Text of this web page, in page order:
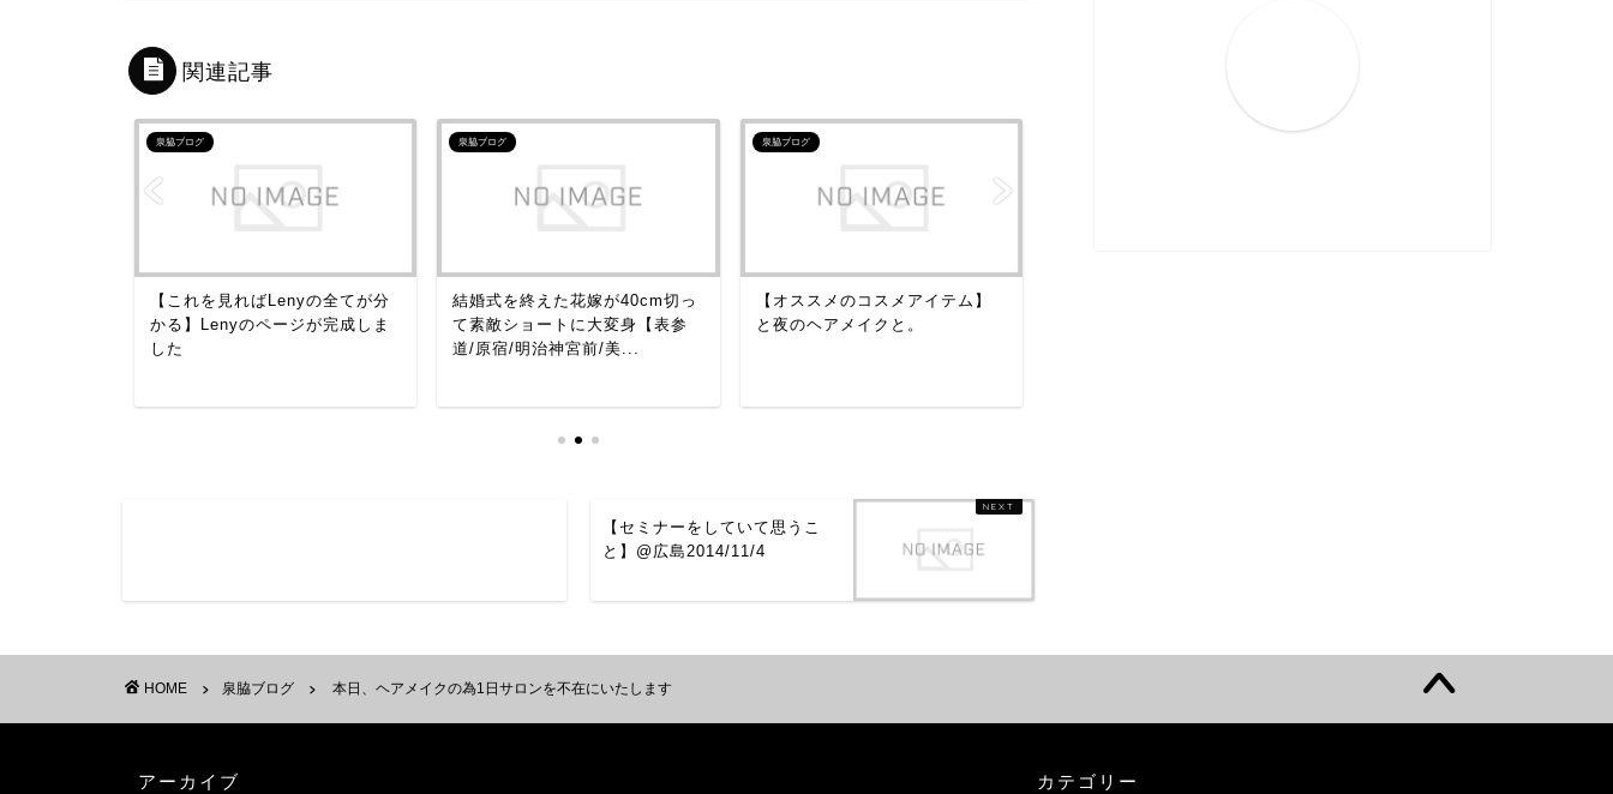
関連記事
泉脇ブログ
【これを見ればLenyの全てが分
かる】Lenyのページが完成しま
した
泉脇ブログ
結婚式を終えた花嫁が40cm切っ
て素敵ショートに大変身【表参
道/原宿/明治神宮前/美...
泉脇ブログ
【オススメのコスメアイテム】
と夜のヘアメイクと。
【セミナーをしていて思うこ
と】@広島2014/11/4
HOME 泉脇ブログ 本日、ヘアメイクの為1日サロンを不在にいたします
アーカイブ カテゴリー